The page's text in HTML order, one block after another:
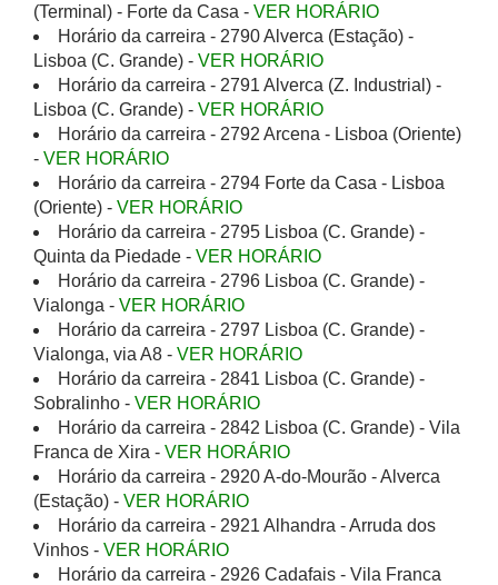
(Terminal) - Forte da Casa - VER HORÁRIO
Horário da carreira - 2790 Alverca (Estação) -
Lisboa (C. Grande) - VER HORÁRIO
Horário da carreira - 2791 Alverca (Z. Industrial) -
Lisboa (C. Grande) - VER HORÁRIO
Horário da carreira - 2792 Arcena - Lisboa (Oriente)
- VER HORÁRIO
Horário da carreira - 2794 Forte da Casa - Lisboa
(Oriente) - VER HORÁRIO
Horário da carreira - 2795 Lisboa (C. Grande) -
Quinta da Piedade - VER HORÁRIO
Horário da carreira - 2796 Lisboa (C. Grande) -
Vialonga - VER HORÁRIO
Horário da carreira - 2797 Lisboa (C. Grande) -
Vialonga, via A8 - VER HORÁRIO
Horário da carreira - 2841 Lisboa (C. Grande) -
Sobralinho - VER HORÁRIO
Horário da carreira - 2842 Lisboa (C. Grande) - Vila
Franca de Xira - VER HORÁRIO
Horário da carreira - 2920 A-do-Mourão - Alverca
(Estação) - VER HORÁRIO
Horário da carreira - 2921 Alhandra - Arruda dos
Vinhos - VER HORÁRIO
Horário da carreira - 2926 Cadafais - Vila Franca